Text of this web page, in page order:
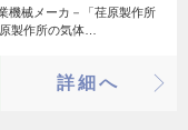
機械メーカ－「荏原製作所
製作所の気体…
詳細へ